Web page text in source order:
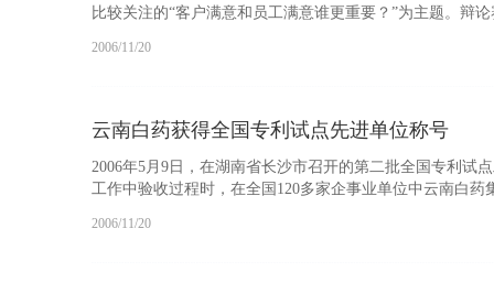
比较关注的“客户满意和员工满意谁更重要？”为主题。辩
2006/11/20
云南白药获得全国专利试点先进单位称号
2006年5月9日，在湖南省长沙市召开的第二批全国专利试
工作中验收过程时，在全国120多家企事业单位中云南白
2006/11/20